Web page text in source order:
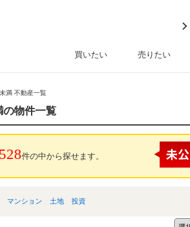
買いたい 売りたい
満 不動産一覧
の物件一覧
件の中から探せます。
マンション 土地 投資